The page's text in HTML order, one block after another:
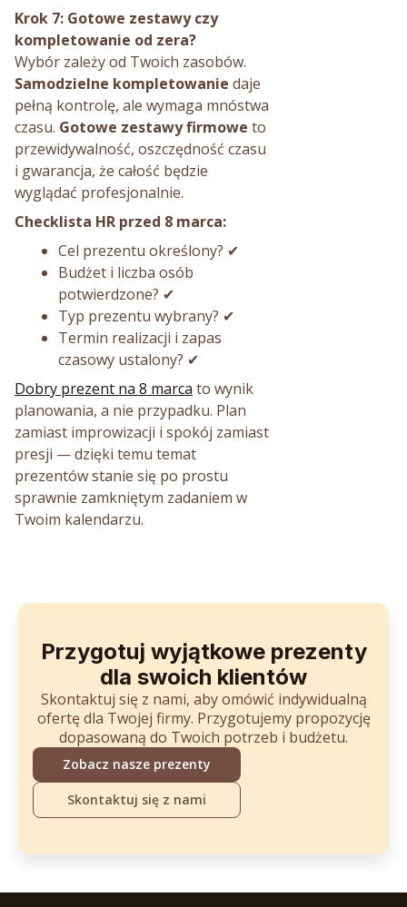
Krok 7: Gotowe zestawy czy
kompletowanie od zera?
Wybór zależy od Twoich zasobów.
Samodzielne kompletowanie daje
pełną kontrolę, ale wymaga mnóstwa
czasu. Gotowe zestawy firmowe to
przewidywalność, oszczędność czasu
i gwarancja, że całość będzie
wyglądać profesjonalnie.
Checklista HR przed 8 marca:
Cel prezentu określony? ✔
Budżet i liczba osób
potwierdzone? ✔
Typ prezentu wybrany? ✔
Termin realizacji i zapas
czasowy ustalony? ✔
Dobry prezent na 8 marca to wynik
planowania, a nie przypadku. Plan
zamiast improwizacji i spokój zamiast
presji — dzięki temu temat
prezentów stanie się po prostu
sprawnie zamkniętym zadaniem w
Twoim kalendarzu.
Przygotuj wyjątkowe prezenty
dla swoich klientów
Skontaktuj się z nami, aby omówić indywidualną
ofertę dla Twojej firmy. Przygotujemy propozycję
dopasowaną do Twoich potrzeb i budżetu.
Zobacz nasze prezenty
Skontaktuj się z nami